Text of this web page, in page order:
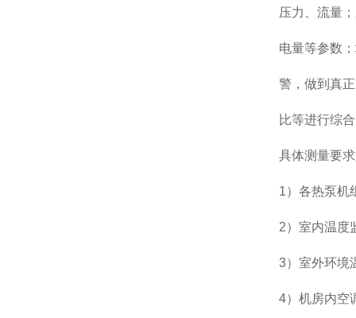
压力、流量
电量等参数
警，做到真
比等进行综
具体测量要
1）各热泵机
2）室内温度
3）室外环境
4）机房内空